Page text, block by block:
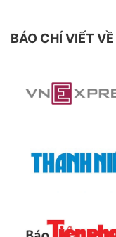
BÁO CHÍ VIẾT